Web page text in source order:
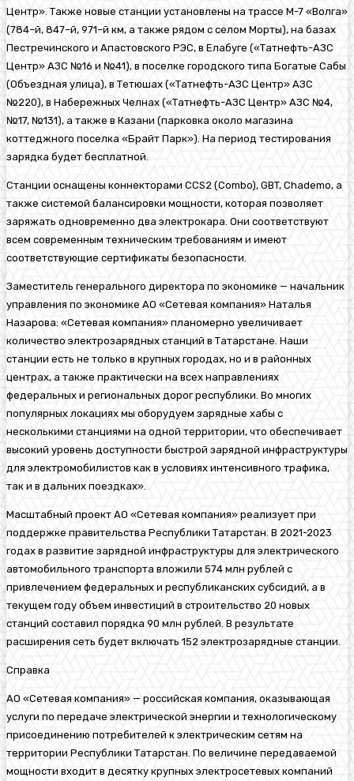
Центр» . Также новые станции установлены на трассе М-7 «Волга»
(784–й, 847–й, 971–й км, а также рядом с селом Морты), на базах
Пестречинского и Апастовского РЭС, в Елабуге («Татнефть-АЗС
Центр» АЗС №16 и №41), в поселке городского типа Богатые Сабы
(Объездная улица), в Тетюшах («Татнефть-АЗС Центр» АЗС
№220), в Набережных Челнах («Татнефть-АЗС Центр» АЗС №4,
№17, №131), а также в Казани (парковка около магазина
коттеджного поселка «Брайт Парк») На период тестирования
зарядка будет бесплатной.
Станции оснащены коннекторами CCS2 (Combo), GBT, Chademo, а
также системой балансировки мощности, которая позволяет
заряжать одновременно два электрокара. Они соответствуют
всем современным техническим требованиям и имеют
соответствующие сертификаты безопасности.
Заместитель генерального директора по экономике — начальник
управления по экономике АО «Сетевая компания» Наталья
Назарова: «Сетевая компания» планомерно увеличивает
количество электрозарядных станций в Татарстане Наши
станции есть не только в крупных городах, но и в районных
центрах, а также практически на всех направлениях
федеральных и региональных дорогреспублики Во многих
популярных локациях мы оборудуем зарядные хабы с
несколькими станциями на одной территории, что обеспечивает
высокий уровень доступности быстрой зарядной инфраструктуры
для электромобилистов как в условиях интенсивного трафика,
так и в дальних поездках»
Масштабный проект АО «Сетевая компания» реализует при
поддержке правительства Республики Татарстан. В 2021-2023
годах в развитие зарядной инфраструктуры для электрического
автомобильного транспорта вложили 574 млн рублей с
привлечением федеральных и республиканских субсидий, а в
текущем году объем инвестиций в строительство 20 новых
станций составил порядка 90 млн рублей. В результате
расширения сеть будет включать 152 электрозарядные станции.
Справка
АО «Сетевая компания» — российская компания, оказывающая
услуги по передаче электрической энергии и технологическому
присоединению потребителей к электрическим сетям на
территории Республики Татарстан. По величине передаваемой
мощности входит в десятку крупных электросетевых компаний